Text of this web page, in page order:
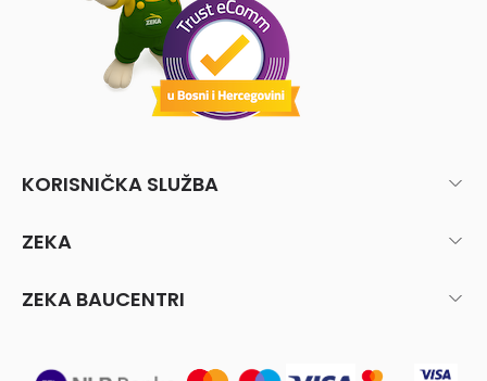
KORISNIČKA SLUŽBA
ZEKA
ZEKA BAUCENTRI